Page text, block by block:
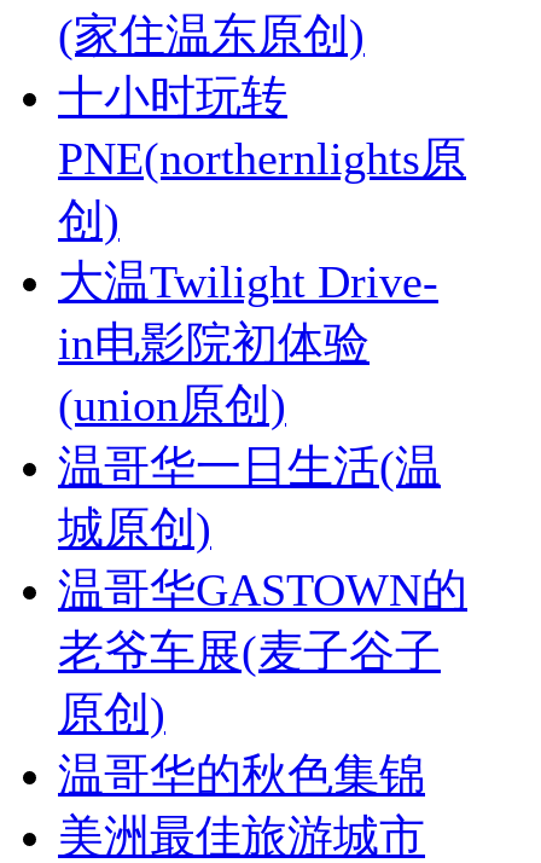
(家住温东原创)
十小时玩转
PNE(northernlights原
创)
大温Twilight Drive-
in电影院初体验
(union原创)
温哥华一日生活(温
城原创)
温哥华GASTOWN的
老爷车展(麦子谷子
原创)
温哥华的秋色集锦
美洲最佳旅游城市